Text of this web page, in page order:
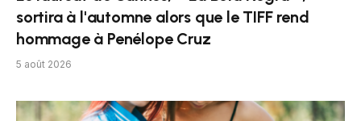
sortira à l'automne alors que le TIFF rend
hommage à Penélope Cruz
5 août 2026